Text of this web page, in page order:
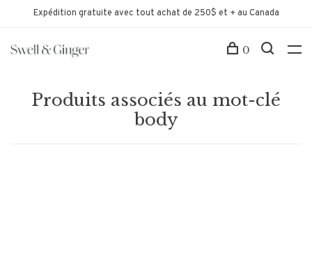
Expédition gratuite avec tout achat de 250$ et + au Canada
0
Produits associés au mot-clé
body